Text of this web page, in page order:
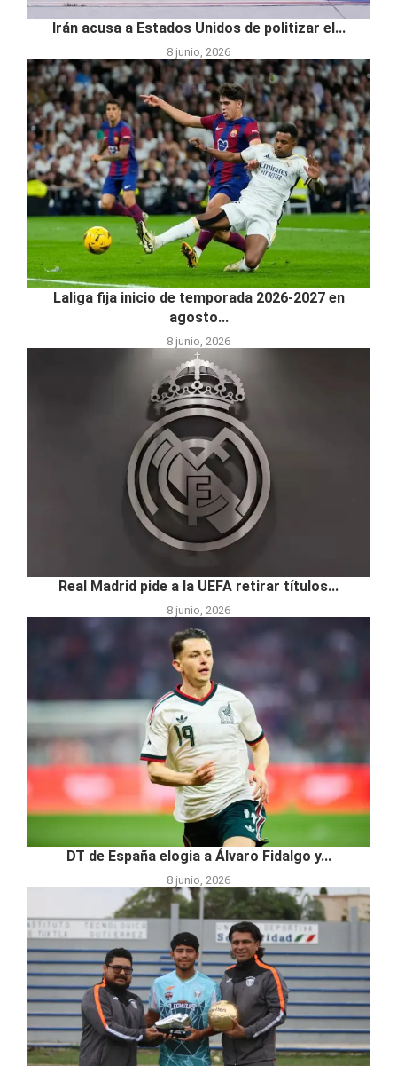
Irán acusa a Estados Unidos de politizar el...
8 junio, 2026
Laliga fija inicio de temporada 2026-2027 en
agosto...
8 junio, 2026
Real Madrid pide a la UEFA retirar títulos...
8 junio, 2026
DT de España elogia a Álvaro Fidalgo y...
8 junio, 2026